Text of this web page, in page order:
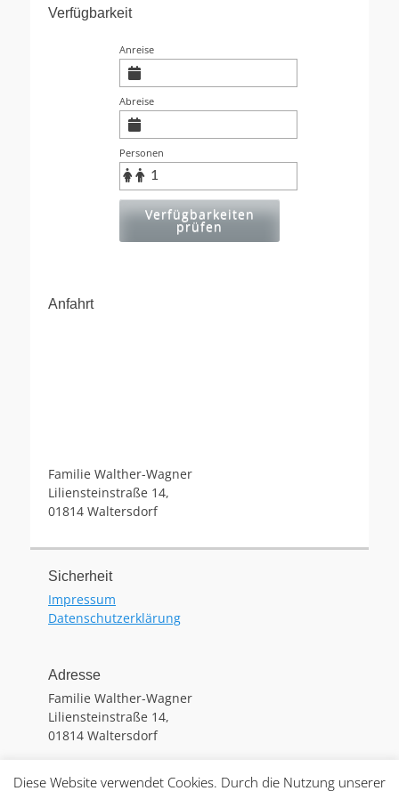
Verfügbarkeit
Anreise
Abreise
Personen
Verfügbarkeiten
prüfen
Anfahrt
Familie Walther-Wagner
Liliensteinstraße 14,
01814 Waltersdorf
Sicherheit
Impressum
Datenschutzerklärung
Adresse
Familie Walther-Wagner
Liliensteinstraße 14,
01814 Waltersdorf
Diese Website verwendet Cookies. Durch die Nutzung unserer